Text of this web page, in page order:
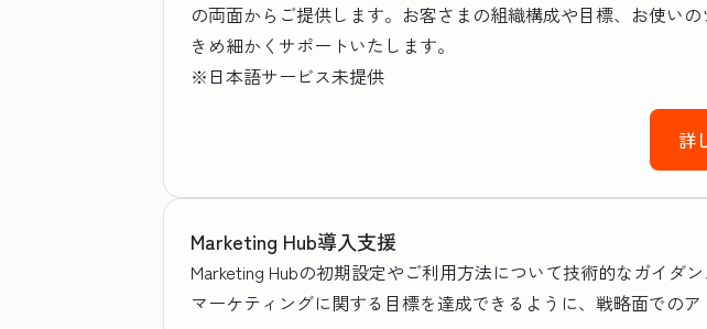
の両面からご提供します。お客さまの組織構成や目標、お使い
きめ細かくサポートいたします。
※日本語サービス未提供
詳
Marketing Hub導入支援
Marketing Hubの初期設定やご利用方法について技術的なガイダ
マーケティングに関する目標を達成できるように、戦略面でのア